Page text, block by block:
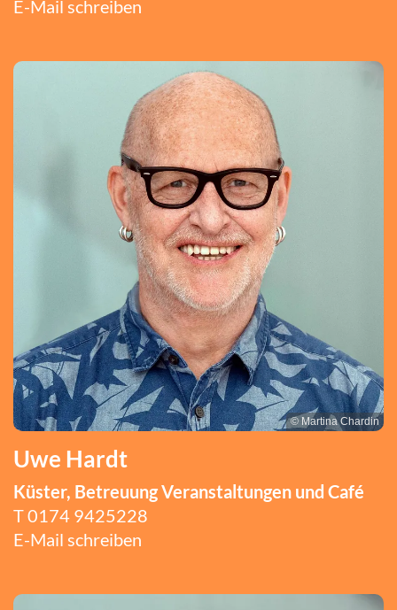
E-Mail schreiben
© Martina Chardin
Uwe Hardt
Küster, Betreuung Veranstaltungen und Café
T0174 9425228
E-Mail schreiben